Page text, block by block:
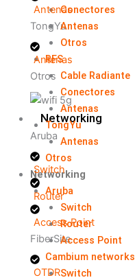
Antenas
TongYu
Antenas
Otros
Networking
Aruba
Switch
Router
Access Point
FiberSite
OTDR
Conectores
Antenas
Otros
RFS
Cable Radiante
Conectores
Antenas
TongYu
Antenas
Otros
Networking
Aruba
Switch
Router
Access Point
Cambium networks
Switch